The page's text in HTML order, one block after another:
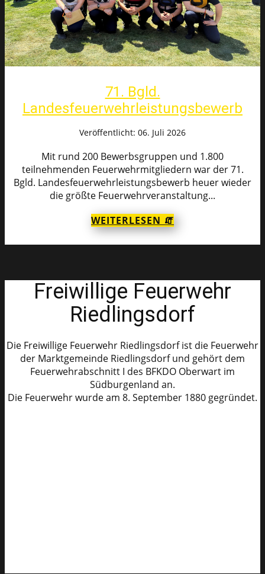
71. Bgld.
Landesfeuerwehrleistungsbewerb
Veröffentlicht: 06. Juli 2026
Mit rund 200 Bewerbsgruppen und 1.800
teilnehmenden Feuerwehrmitgliedern war der 71.
Bgld. Landesfeuerwehrleistungsbewerb heuer wieder
die größte Feuerwehrveranstaltung...
WEITERLESEN 🧯
Freiwillige Feuerwehr
Riedlingsdorf
Die Freiwillige Feuerwehr Riedlingsdorf ist die Feuerwehr
der Marktgemeinde Riedlingsdorf und gehört dem
Feuerwehrabschnitt I des BFKDO Oberwart im
Südburgenland an.
Die Feuerwehr wurde am 8. September 1880 gegründet.